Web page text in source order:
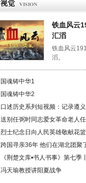
铁血风云
汇滔
铁血风云
滔。
国魂铸中华1
国魂铸中华2
口述历史系列短视频：记录遵
送别任弼时同志爱女革命老人
烈士纪念日向人民英雄敬献花
跨国寻亲36年 他们在湖北团聚
《荆楚文库•书人书事》第七季
冯天瑜教授讲阳夏战争